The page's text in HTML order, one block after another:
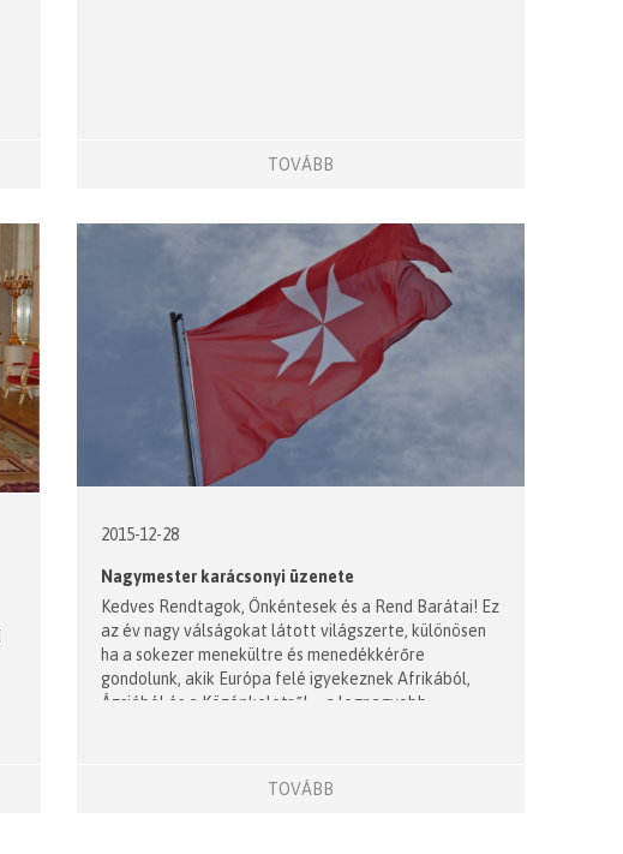
TOVÁBB
2015-12-28
Nagymester karácsonyi üzenete
Kedves Rendtagok, Önkéntesek és a Rend Barátai! Ez
az év nagy válságokat látott világszerte, különösen
ha a sokezer menekültre és menedékkérőre
gondolunk, akik Európa felé igyekeznek Afrikából,
Ázsiából és a Középkeletről – a legnagyobb
TOVÁBB